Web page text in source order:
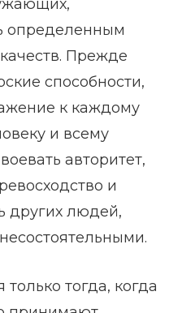
определенным
Прежде
способности,
к каждому
и всему
авторитет,
и
других людей,
тогда, когда